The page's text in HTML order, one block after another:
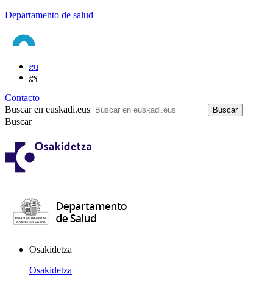
Departamento de salud
eu
es
Contacto
Buscar en euskadi.eus
Buscar
Osakidetza
Osakidetza